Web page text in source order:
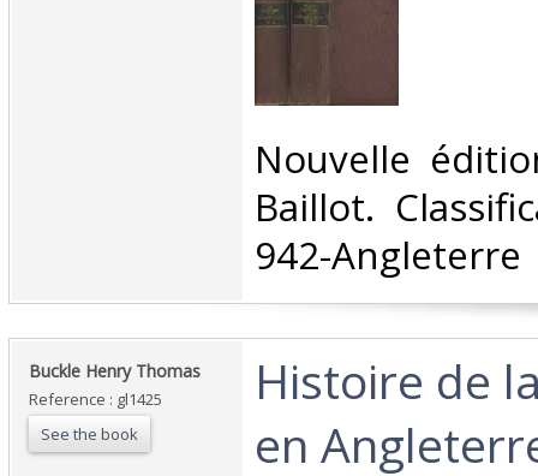
‎Nouvelle
Baillot.
942-Angleterre‎
‎Buckle Henry Thomas‎
Reference : gl1425
See the book
‎Histoire de
en